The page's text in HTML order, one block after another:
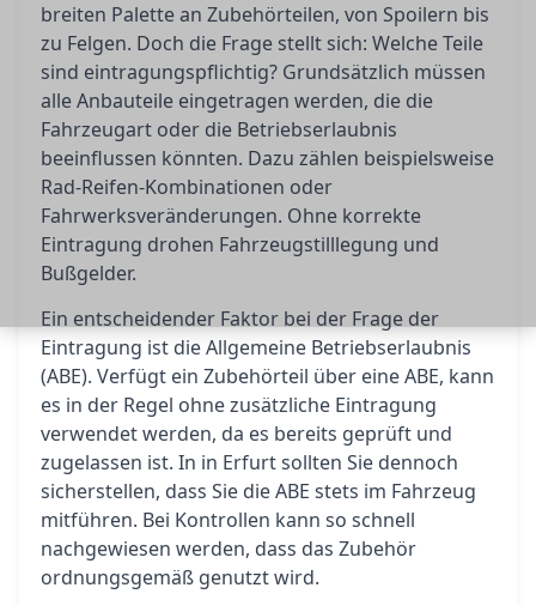
breiten Palette an Zubehörteilen, von Spoilern bis
zu Felgen. Doch die Frage stellt sich: Welche Teile
sind eintragungspflichtig? Grundsätzlich müssen
alle Anbauteile eingetragen werden, die die
Fahrzeugart oder die Betriebserlaubnis
beeinflussen könnten. Dazu zählen beispielsweise
Rad-Reifen-Kombinationen oder
Fahrwerksveränderungen. Ohne korrekte
Eintragung drohen Fahrzeugstilllegung und
Bußgelder.
Ein entscheidender Faktor bei der Frage der
Eintragung ist die Allgemeine Betriebserlaubnis
(ABE). Verfügt ein Zubehörteil über eine ABE, kann
es in der Regel ohne zusätzliche Eintragung
verwendet werden, da es bereits geprüft und
zugelassen ist. In in Erfurt sollten Sie dennoch
sicherstellen, dass Sie die ABE stets im Fahrzeug
mitführen. Bei Kontrollen kann so schnell
nachgewiesen werden, dass das Zubehör
ordnungsgemäß genutzt wird.